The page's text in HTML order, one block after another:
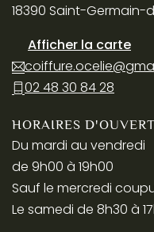
18390 Saint-Germain-
Afficher la carte
02 48 30 84 28
HORAIRES
Du mardi au vendredi
de 9h00 à 19h00
Sauf le mercredi
Le samedi de 8h30 à